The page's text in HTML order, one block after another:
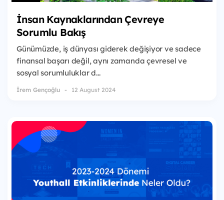
İnsan Kaynaklarından Çevreye
Sorumlu Bakış
Günümüzde, iş dünyası giderek değişiyor ve sadece
finansal başarı değil, aynı zamanda çevresel ve
sosyal sorumluluklar d...
İrem Gençoğlu 12 August 2024